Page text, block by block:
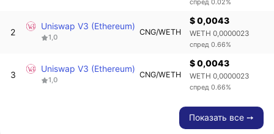
спред 0.02%
2
Uniswap V3 (Ethereum)
1,0
CNG/WETH
$ 0,0043
WETH 0,0000023
спред 0.66%
3
Uniswap V3 (Ethereum)
1,0
CNG/WETH
$ 0,0043
WETH 0,0000023
спред 0.66%
Показать все ➙